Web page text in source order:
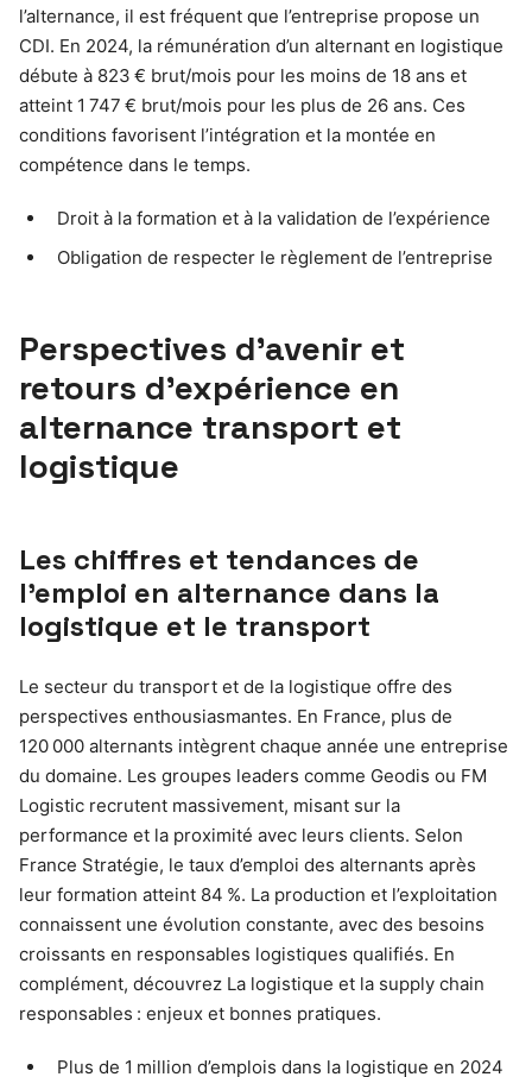
l’alternance, il est fréquent que l’entreprise propose un
CDI. En 2024, la rémunération d’un alternant en logistique
débute à 823 € brut/mois pour les moins de 18 ans et
atteint 1 747 € brut/mois pour les plus de 26 ans. Ces
conditions favorisent l’intégration et la montée en
compétence dans le temps.
Droit à la formation et à la validation de l’expérience
Obligation de respecter le règlement de l’entreprise
Perspectives d’avenir et
retours d’expérience en
alternance transport et
logistique
Les chiffres et tendances de
l’emploi en alternance dans la
logistique et le transport
Le secteur du transport et de la logistique offre des
perspectives enthousiasmantes. En France, plus de
120 000 alternants intègrent chaque année une entreprise
du domaine. Les groupes leaders comme Geodis ou FM
Logistic recrutent massivement, misant sur la
performance et la proximité avec leurs clients. Selon
France Stratégie, le taux d’emploi des alternants après
leur formation atteint 84 %. La production et l’exploitation
connaissent une évolution constante, avec des besoins
croissants en responsables logistiques qualifiés. En
complément, découvrez La logistique et la supply chain
responsables : enjeux et bonnes pratiques.
Plus de 1 million d’emplois dans la logistique en 2024